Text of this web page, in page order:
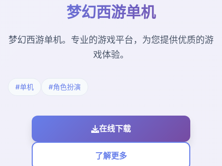
梦幻西游单机
梦幻西游单机。专业的游戏平台，为您提供优质的游
戏体验。
#单机 #角色扮演
在线下载
了解更多